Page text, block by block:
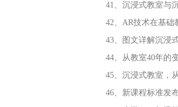
41、沉浸式教室与
42、AR技术在基
43、图文详解沉浸
44、从教室40年的
45、沉浸式教室，
46、新课程标准发